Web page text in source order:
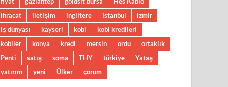
ihracat
iletişim ingiltere istanbul
izmir
iş dünyası
kayseri kobi
kobi kredileri
kobiler
konya kredi mersin ordu
ortaklık
Penti
satış soma THY türkiye
Yataş
yatırım
yeni Ülker çorum